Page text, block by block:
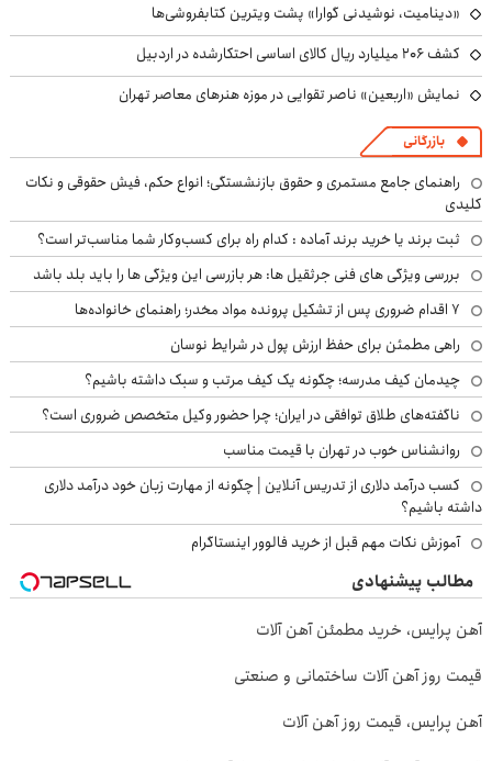
«دینامیت، نوشیدنی گوارا» پشت ویترین کتابفروشی‌ها
کشف ۲۰۶ میلیارد ریال کالای اساسی احتکارشده در اردبیل
نمایش «اربعین» ناصر تقوایی در موزه هنرهای معاصر تهران
بازرگانی
راهنمای جامع مستمری و حقوق بازنشستگی؛ انواع حکم، فیش حقوقی و نکات
کلیدی
ثبت برند یا خرید برند آماده : کدام راه برای کسب‌وکار شما مناسب‌تر است؟
بررسی ویژگی های فنی جرثقیل ها: هر بازرسی این ویژگی ها را باید بلد باشد
۷ اقدام ضروری پس از تشکیل پرونده مواد مخدر؛ راهنمای خانواده‌ها
راهی مطمئن برای حفظ ارزش پول در شرایط نوسان
چیدمان کیف مدرسه؛ چگونه یک کیف مرتب و سبک داشته باشیم؟
ناگفته‌های طلاق توافقی در ایران؛ چرا حضور وکیل متخصص ضروری است؟
روانشناس خوب در تهران با قیمت مناسب
کسب درآمد دلاری از تدریس آنلاین | چگونه از مهارت زبان خود درآمد دلاری
داشته باشیم؟
آموزش نکات مهم قبل از خرید فالوور اینستاگرام
مطالب پیشنهادی
آهن پرایس، خرید مطمئن آهن آلات
قیمت روز آهن آلات ساختمانی و صنعتی
آهن پرایس، قیمت روز آهن آلات